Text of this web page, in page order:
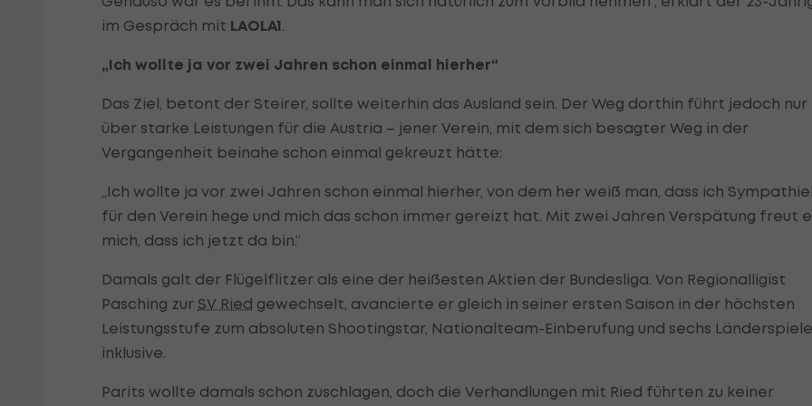
im Gespräch mit LAOLA1.
„Ich wollte ja vor zwei Jahren schon einmal hierher“
Das Ziel, betont der Steirer, sollte weiterhin das Ausland sein. Der Weg dorthin führt jedoch nur
über starke Leistungen für die Austria – jener Verein, mit dem sich besagter Weg in der
Vergangenheit beinahe schon einmal gekreuzt hätte:
„Ich wollte ja vor zwei Jahren schon einmal hierher, von dem her weiß man, dass ich
für den Verein hege und mich das schon immer gereizt hat. Mit zwei Jahren Verspätung freut
mich, dass ich jetzt da bin.“
Damals galt der Flügelflitzer als eine der heißesten Aktien der Bundesliga. Von Regionalligist
Pasching zur SV Ried gewechselt, avancierte er gleich in seiner ersten Saison in der höchsten
Leistungsstufe zum absoluten Shootingstar, Nationalteam-Einberufung und sechs Länderspiele
inklusive.
Parits wollte damals schon zuschlagen, doch die Verhandlungen mit Ried führten zu keiner